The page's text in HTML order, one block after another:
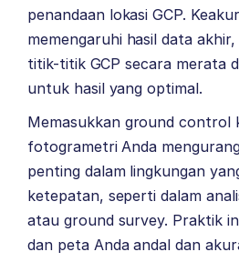
penandaan lokasi GCP.
memengaruhi hasil data
titik-titik GCP secara merata
untuk hasil yang optimal.
Memasukkan ground control
fotogrametri Anda
penting dalam lingkungan
ketepatan, seperti dalam
atau ground survey. Praktik
dan peta Anda andal dan